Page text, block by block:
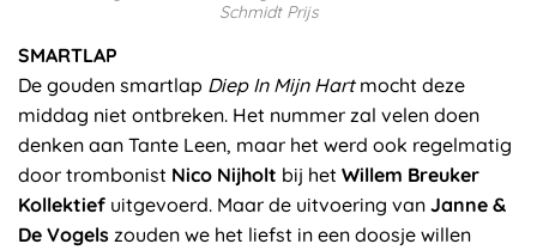
Schmidt Prijs
SMARTLAP
De gouden smartlap Diep In Mijn Hart mocht deze
middag niet ontbreken. Het nummer zal velen doen
denken aan Tante Leen, maar het werd ook regelmatig
door trombonist Nico Nijholt bij het Willem Breuker
Kollektief uitgevoerd. Maar de uitvoering van Janne &
De Vogels zouden we het liefst in een doosje willen